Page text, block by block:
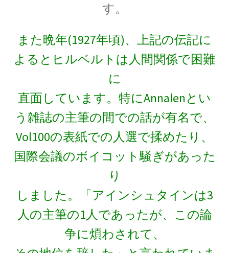
オットー・ハーン‗
オランダ関係の物理学者
【ホイヘンス・ライデン瓶・ローレンツ・そし
て幾多の議論】
オリヴァー・ヘヴィサイド_
（Oliver Heaviside）【独学で電磁気学を発展さ
せた男】
オーストリア関係の物理学者
す。
また晩年(1927年頃)、上記の伝記に
よるとヒルベルトは人間関係で困難
に
直面しています。 特にAnnalenとい
う雑誌の主筆の間での話が有名で、
Vol100の表紙での人選で揉めたり、
国際会議のボイコット騒ぎがあった
り
しました。「アインシュタインは3
人の主筆の1人であったが、この論
争に煩わされて、